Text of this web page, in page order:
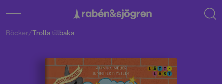
Böcker/Trolla tillbaka